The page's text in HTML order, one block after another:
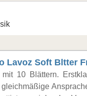
Lavoz Soft Bltter
mit 10 Blättern.
gleichmäßige